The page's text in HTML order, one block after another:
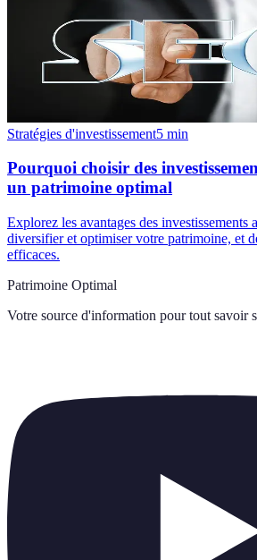
Stratégies d'investissement5 min
Pourquoi choisir des
un patrimoine optimal
Explorez les avantages des investissements
diversifier et optimiser votre patrimoine, et
efficaces.
Patrimoine Optimal
Votre source d'information pour tout savoir